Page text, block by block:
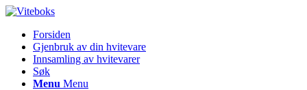
Forsiden
Gjenbruk av din hvitevare
Innsamling av hvitevarer
Søk
Menu Menu